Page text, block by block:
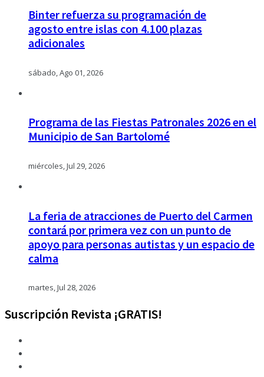
Binter refuerza su programación de
agosto entre islas con 4.100 plazas
adicionales
sábado, Ago 01, 2026
Programa de las Fiestas Patronales 2026 en el
Municipio de San Bartolomé
miércoles, Jul 29, 2026
La feria de atracciones de Puerto del Carmen
contará por primera vez con un punto de
apoyo para personas autistas y un espacio de
calma
martes, Jul 28, 2026
Suscripción Revista ¡GRATIS!